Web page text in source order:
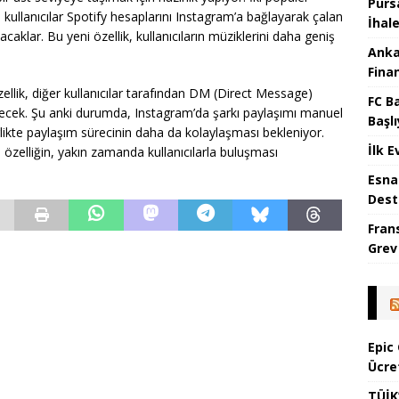
Spotify hesaplarını Instagram’a bağlayarak çalan
Bu yeni özellik, kullanıcıların müziklerini daha geniş
diğer kullanıcılar tarafından DM (Direct Message)
Şu anki durumda, Instagram’da şarkı paylaşımı manuel
paylaşım sürecinin daha da kolaylaşması bekleniyor.
yakın zamanda kullanıcılarla buluşması
FC
İlk
Epic